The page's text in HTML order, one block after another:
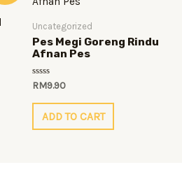
Uncategorized
Pes Megi Goreng Rindu
Afnan Pes
Rated
out
RM9.90
ADD TO CART